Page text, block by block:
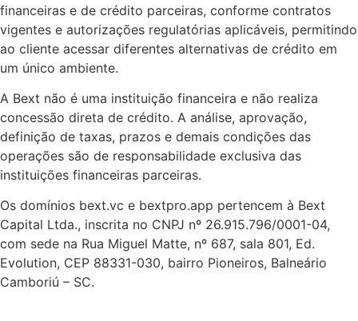
financeiras e de crédito parceiras, conforme contratos
vigentes e autorizações regulatórias aplicáveis, permitindo
ao cliente acessar diferentes alternativas de crédito em
um único ambiente.
A Bext não é uma instituição financeira e não realiza
concessão direta de crédito. A análise, aprovação,
definição de taxas, prazos e demais condições das
operações são de responsabilidade exclusiva das
instituições financeiras parceiras.
Os domínios bext.vc e bextpro.app pertencem à Bext
Capital Ltda., inscrita no CNPJ nº 26.915.796/0001-04,
com sede na Rua Miguel Matte, nº 687, sala 801, Ed.
Evolution, CEP 88331-030, bairro Pioneiros, Balneário
Camboriú – SC.